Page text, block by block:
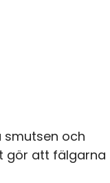
och
gör att fälgarna